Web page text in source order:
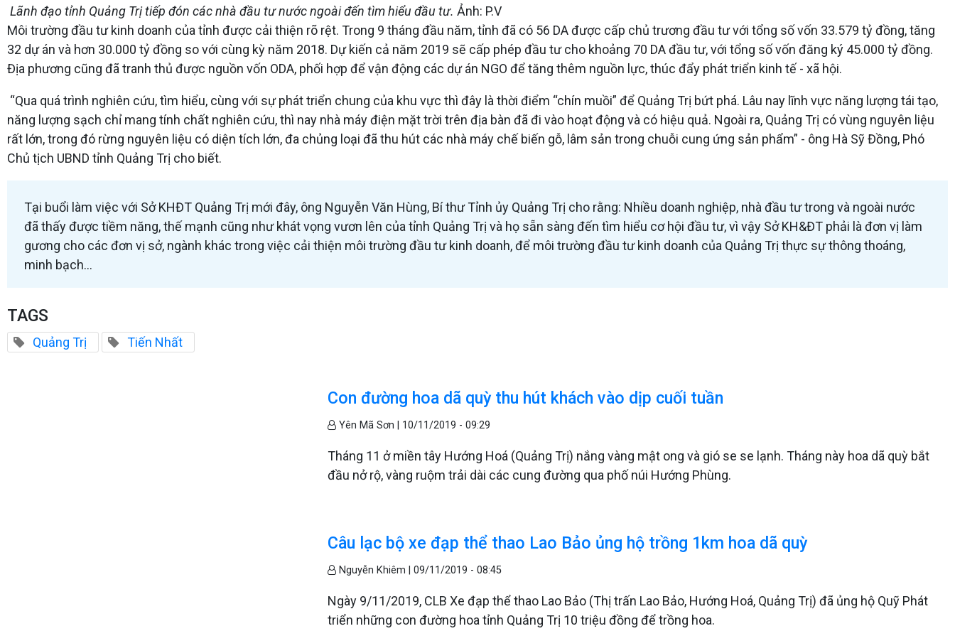
Lãnh đạo tỉnh Quảng Trị tiếp đón các nhà đầu tư nước ngoài đến tìm hiểu đầu tư. Ảnh: P.V
Môi trường đầu tư kinh doanh của tỉnh được cải thiện rõ rệt. Trong 9 tháng đầu năm, tỉnh đã có 56 DA được cấp chủ trương đầu tư với tổng số vốn 33.579 tỷ đồng, tăng
32 dự án và hơn 30.000 tỷ đồng so với cùng kỳ năm 2018. Dự kiến cả năm 2019 sẽ cấp phép đầu tư cho khoảng 70 DA đầu tư, với tổng số vốn đăng ký 45.000 tỷ đồng.
Địa phương cũng đã tranh thủ được nguồn vốn ODA, phối hợp để vận động các dự án NGO để tăng thêm nguồn lực, thúc đẩy phát triển kinh tế - xã hội.
“Qua quá trình nghiên cứu, tìm hiểu, cùng với sự phát triển chung của khu vực thì đây là thời điểm “chín muồi” để Quảng Trị bứt phá. Lâu nay lĩnh vực năng lượng tái tạo,
năng lượng sạch chỉ mang tính chất nghiên cứu, thì nay nhà máy điện mặt trời trên địa bàn đã đi vào hoạt động và có hiệu quả. Ngoài ra, Quảng Trị có vùng nguyên liệu
rất lớn, trong đó rừng nguyên liệu có diện tích lớn, đa chủng loại đã thu hút các nhà máy chế biến gỗ, lâm sản trong chuỗi cung ứng sản phẩm” - ông Hà Sỹ Đồng, Phó
Chủ tịch UBND tỉnh Quảng Trị cho biết.
Tại buổi làm việc với Sở KHĐT Quảng Trị mới đây, ông Nguyễn Văn Hùng, Bí thư Tỉnh ủy Quảng Trị cho rằng: Nhiều doanh nghiệp, nhà đầu tư trong và ngoài nước
đã thấy được tiềm năng, thế mạnh cũng như khát vọng vươn lên của tỉnh Quảng Trị và họ sẵn sàng đến tìm hiểu cơ hội đầu tư, vì vậy Sở KH&ĐT phải là đơn vị làm
gương cho các đơn vị sở, ngành khác trong việc cải thiện môi trường đầu tư kinh doanh, để môi trường đầu tư kinh doanh của Quảng Trị thực sự thông thoáng,
minh bạch…
TAGS
Quảng Trị Tiến Nhất
Con đường hoa dã quỳ thu hút khách vào dịp cuối tuần
Yên Mã Sơn | 10/11/2019 - 09:29
Tháng 11 ở miền tây Hướng Hoá (Quảng Trị) nắng vàng mật ong và gió se se lạnh. Tháng này hoa dã quỳ bắt
đầu nở rộ, vàng ruộm trải dài các cung đường qua phố núi Hướng Phùng.
Câu lạc bộ xe đạp thể thao Lao Bảo ủng hộ trồng 1km hoa dã quỳ
Nguyễn Khiêm |09/11/2019 - 08:45
Ngày 9/11/2019, CLB Xe đạp thể thao Lao Bảo (Thị trấn Lao Bảo, Hướng Hoá, Quảng Trị) đã ủng hộ Quỹ Phát
triển những con đường hoa tỉnh Quảng Trị 10 triệu đồng để trồng hoa.